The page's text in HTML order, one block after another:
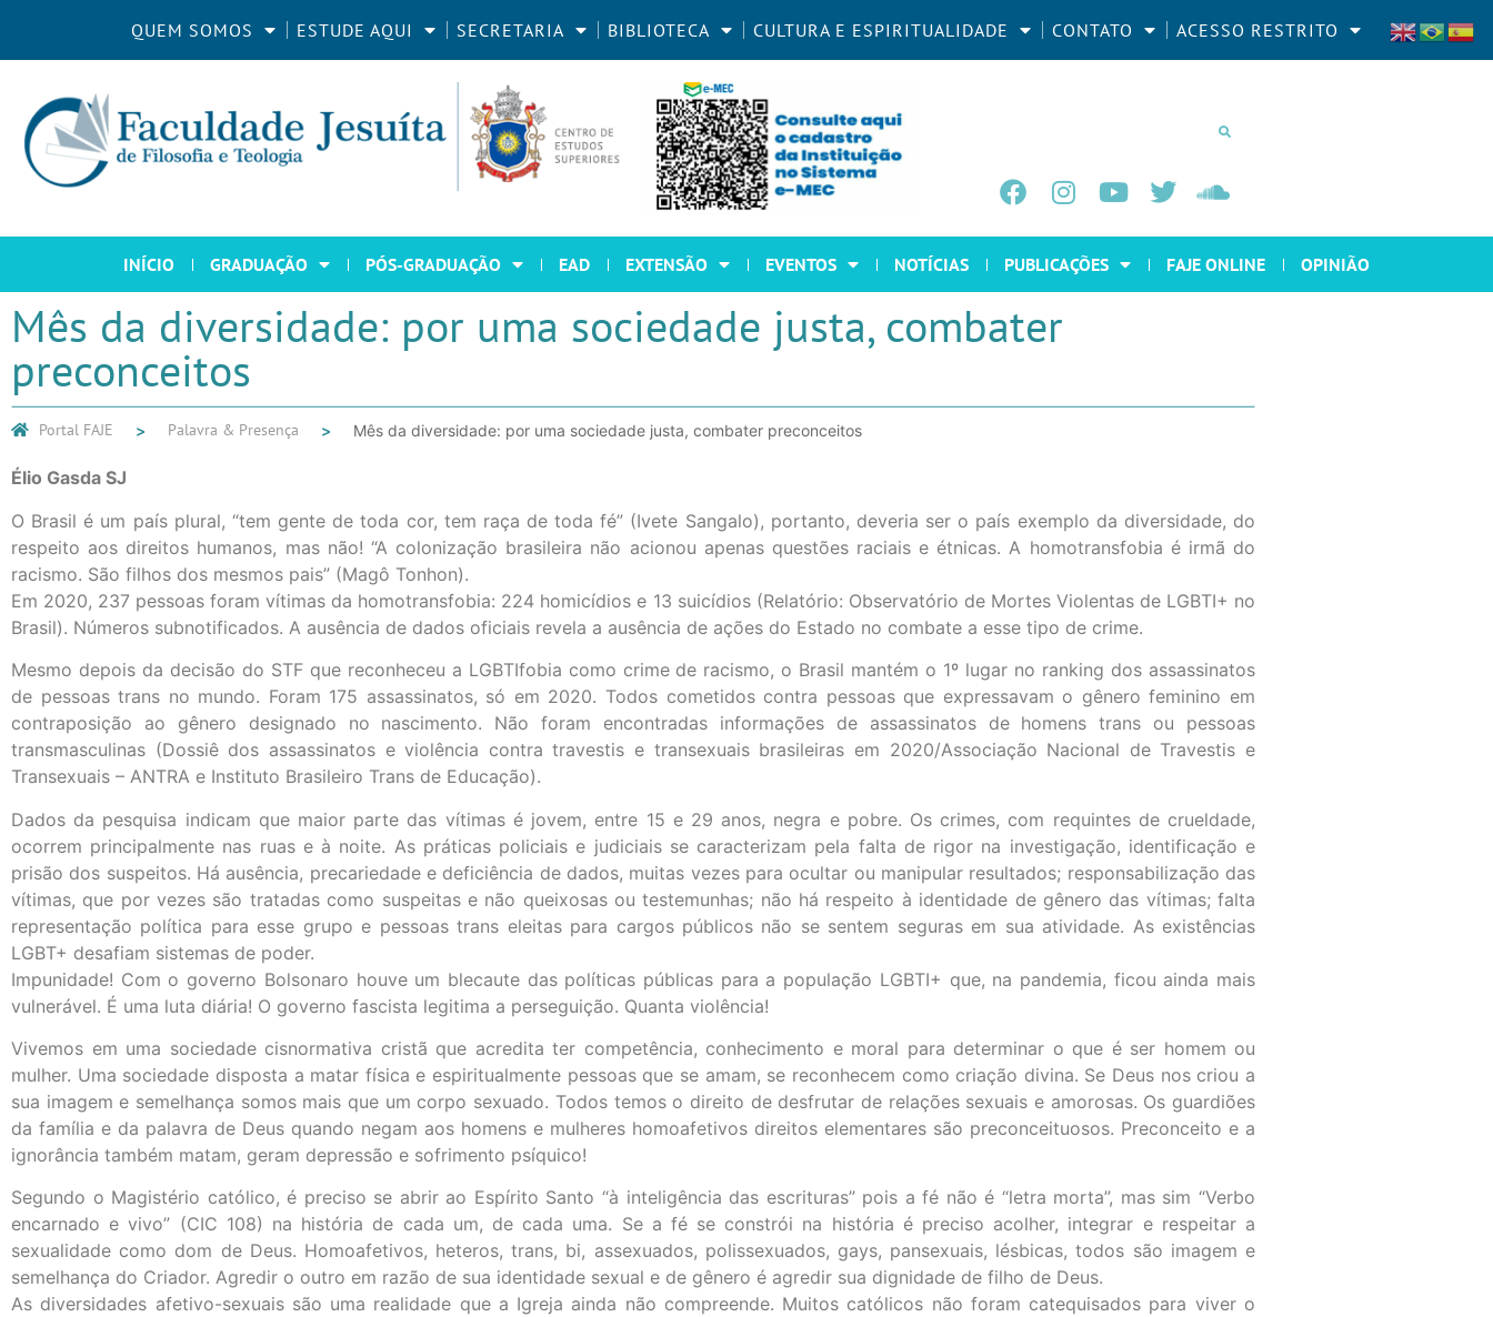
QUEM SOMOS ESTUDE AQUI SECRETARIA BIBLIOTECA CULTURA E ESPIRITUALIDADE CONTATO ACESSO RESTRITO
INÍCIO GRADUAÇÃO PÓS-GRADUAÇÃO EAD EXTENSÃO EVENTOS NOTÍCIAS PUBLICAÇÕES FAJE ONLINE OPINIÃO
Mês da diversidade: por uma sociedade justa, combater
preconceitos
Portal FAJE Palavra & Presença Mês da diversidade: por uma sociedade justa, combater preconceitos
Élio Gasda SJ
O Brasil é um país plural, “tem gente de toda cor, tem raça de toda fé” (Ivete Sangalo), portanto, deveria ser o país exemplo da diversidade, do
respeito aos direitos humanos, mas não! “A colonização brasileira não acionou apenas questões raciais e étnicas. A homotransfobia é irmã do
racismo. São filhos dos mesmos pais” (Magô Tonhon).
Em 2020, 237 pessoas foram vítimas da homotransfobia: 224 homicídios e 13 suicídios (Relatório: Observatório de Mortes Violentas de LGBTI+ no
Brasil). Números subnotificados. A ausência de dados oficiais revela a ausência de ações do Estado no combate a esse tipo de crime.
Mesmo depois da decisão do STF que reconheceu a LGBTIfobia como crime de racismo, o Brasil mantém o 1º lugar no ranking dos assassinatos
de pessoas trans no mundo. Foram 175 assassinatos, só em 2020. Todos cometidos contra pessoas que expressavam o gênero feminino em
contraposição ao gênero designado no nascimento. Não foram encontradas informações de assassinatos de homens trans ou pessoas
transmasculinas (Dossiê dos assassinatos e violência contra travestis e transexuais brasileiras em 2020/Associação Nacional de Travestis e
Transexuais – ANTRA e Instituto Brasileiro Trans de Educação).
Dados da pesquisa indicam que maior parte das vítimas é jovem, entre 15 e 29 anos, negra e pobre. Os crimes, com requintes de crueldade,
ocorrem principalmente nas ruas e à noite. As práticas policiais e judiciais se caracterizam pela falta de rigor na investigação, identificação e
prisão dos suspeitos. Há ausência, precariedade e deficiência de dados, muitas vezes para ocultar ou manipular resultados; responsabilização das
vítimas, que por vezes são tratadas como suspeitas e não queixosas ou testemunhas; não há respeito à identidade de gênero das vítimas; falta
representação política para esse grupo e pessoas trans eleitas para cargos públicos não se sentem seguras em sua atividade. As existências
LGBT+ desafiam sistemas de poder.
Impunidade! Com o governo Bolsonaro houve um blecaute das políticas públicas para a população LGBTI+ que, na pandemia, ficou ainda mais
vulnerável. É uma luta diária! O governo fascista legitima a perseguição. Quanta violência!
Vivemos em uma sociedade cisnormativa cristã que acredita ter competência, conhecimento e moral para determinar o que é ser homem ou
mulher. Uma sociedade disposta a matar física e espiritualmente pessoas que se amam, se reconhecem como criação divina. Se Deus nos criou a
sua imagem e semelhança somos mais que um corpo sexuado. Todos temos o direito de desfrutar de relações sexuais e amorosas. Os guardiões
da família e da palavra de Deus quando negam aos homens e mulheres homoafetivos direitos elementares são preconceituosos. Preconceito e a
ignorância também matam, geram depressão e sofrimento psíquico!
Segundo o Magistério católico, é preciso se abrir ao Espírito Santo “à inteligência das escrituras” pois a fé não é “letra morta”, mas sim “Verbo
encarnado e vivo” (CIC 108) na história de cada um, de cada uma. Se a fé se constrói na história é preciso acolher, integrar e respeitar a
sexualidade como dom de Deus. Homoafetivos, heteros, trans, bi, assexuados, polissexuados, gays, pansexuais, lésbicas, todos são imagem e
semelhança do Criador. Agredir o outro em razão de sua identidade sexual e de gênero é agredir sua dignidade de filho de Deus.
As diversidades afetivo-sexuais são uma realidade que a Igreja ainda não compreende. Muitos católicos não foram catequisados para viver o